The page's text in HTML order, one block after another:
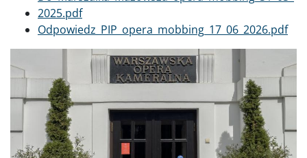
2025.pdf
Dokument
Odpowiedz_PIP_opera_mobbing_17_06_2026.pdf